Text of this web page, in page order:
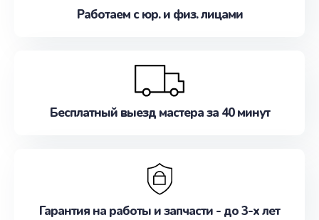
Работаем с юр. и физ. лицами
Бесплатный выезд мастера за 40 минут
Гарантия на работы и запчасти - до 3-х лет